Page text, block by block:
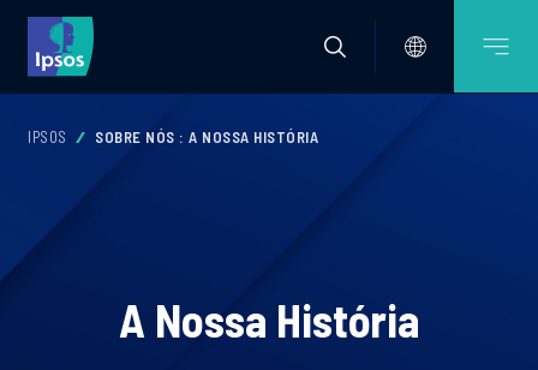
IPSOS SOBRE NÓS : A NOSSA HISTÓRIA
A Nossa História